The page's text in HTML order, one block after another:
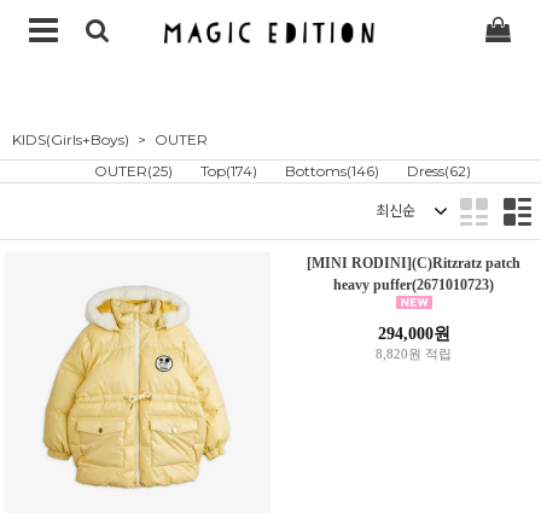
KIDS(Girls+Boys)
OUTER
OUTER(25)
Top(174) Bottoms(146) Dress(62)
[MINI RODINI](C)Ritzratz patch
heavy puffer(2671010723)
294,000원
8,820원 적립